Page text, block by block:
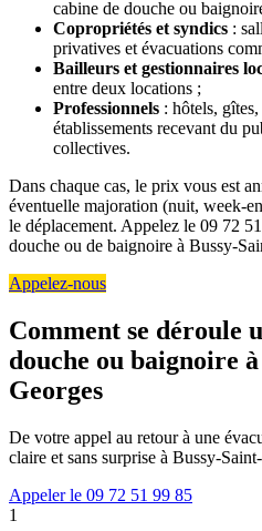
cabine de douche ou
Copropriétés et syndics :
privatives et évacuations
Bailleurs et gestionnaires
entre deux locations ;
Professionnels : hôtels,
établissements recevant du
collectives.
Dans chaque cas, le prix vous est
éventuelle majoration (nuit, week-
le déplacement. Appelez le 09 72
douche ou de baignoire à Bussy-
Appelez-nous
Comment se déroule
douche ou baignoire
Georges
De votre appel au retour à une
claire et sans surprise à Bussy-
Appeler le 09 72 51 99 85
1